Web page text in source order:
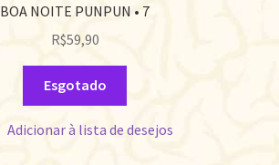
BOA NOITE PUNPUN • 7
R$59,90
Esgotado
Adicionar à lista de desejos